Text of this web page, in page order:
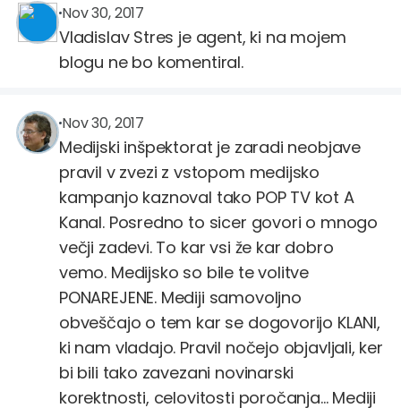
Blaž Babič
@blaz.babic
Nov 30, 2017
Vladislav Stres je agent, ki na mojem
blogu ne bo komentiral.
vladislav.stres
@vladislav.stres
Nov 30, 2017
Medijski inšpektorat je zaradi neobjave
pravil v zvezi z vstopom medijsko
kampanjo kaznoval tako POP TV kot A
Kanal. Posredno to sicer govori o mnogo
večji zadevi. To kar vsi že kar dobro
vemo. Medijsko so bile te volitve
PONAREJENE. Mediji samovoljno
obveščajo o tem kar se dogovorijo KLANI,
ki nam vladajo. Pravil nočejo objavljali, ker
bi bili tako zavezani novinarski
korektnosti, celovitosti poročanja... Mediji